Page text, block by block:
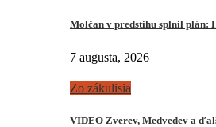
Molčan v predstihu splnil
7 augusta, 2026
Zo zákulisia
VIDEO Zverev, Medvedev a